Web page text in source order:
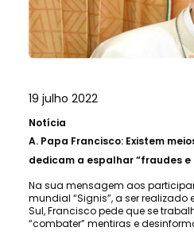
19 julho 2022
Notícia
A. Papa Francisco: Existem
dedicam a espalhar “fraudes e
Na sua mensagem aos
mundial “Signis”, a ser
Sul, Francisco pede que se
“combater” mentiras e